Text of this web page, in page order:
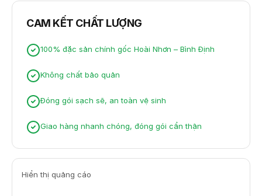
CAM KẾT CHẤT LƯỢNG
100% đặc sản chính gốc Hoài Nhơn – Bình Định
Không chất bảo quản
Đóng gói sạch sẽ, an toàn vệ sinh
Giao hàng nhanh chóng, đóng gói cẩn thận
Hiển thị quảng cáo